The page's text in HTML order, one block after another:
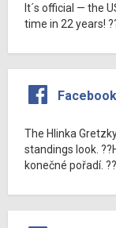
It´s official — the
time in 22 years!
Facebook
The Hlinka
standings look.
konečné pořadí. ??